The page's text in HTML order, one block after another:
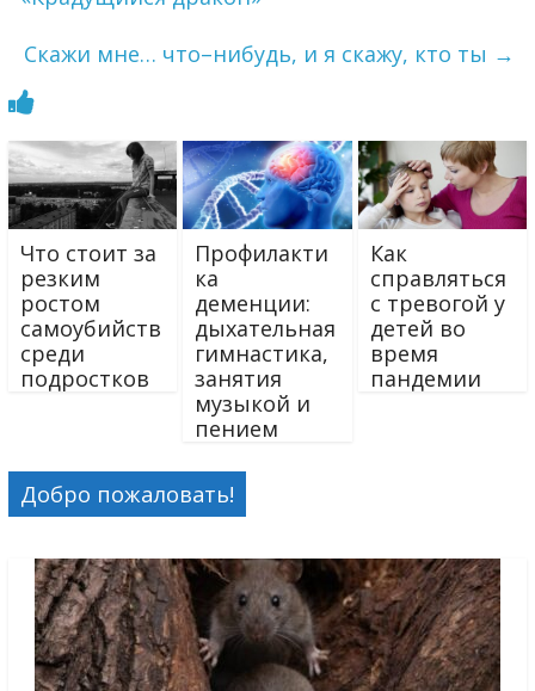
Скажи мне… что–нибудь, и я скажу, кто ты →
Что стоит за
резким
ростом
самоубийств
среди
подростков
Профилакти
ка
деменции:
дыхательная
гимнастика,
занятия
музыкой и
пением
Как
справляться
с тревогой у
детей во
время
пандемии
Добро пожаловать!